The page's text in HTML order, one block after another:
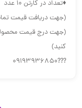
♦️تعداد در کارتن 10 عدد
(جهت دریافت قیمت
(جهت درج قیمت
کنید)
???09193936850